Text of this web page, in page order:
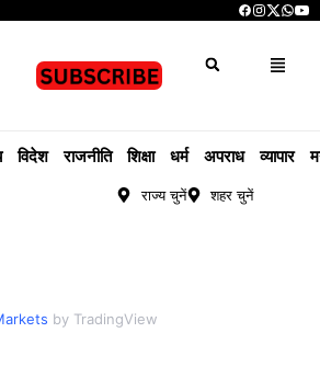
विदेश राजनीति शिक्षा धर्म अपराध व्यापार
राज्य चुनें शहर चुनें
by TradingView